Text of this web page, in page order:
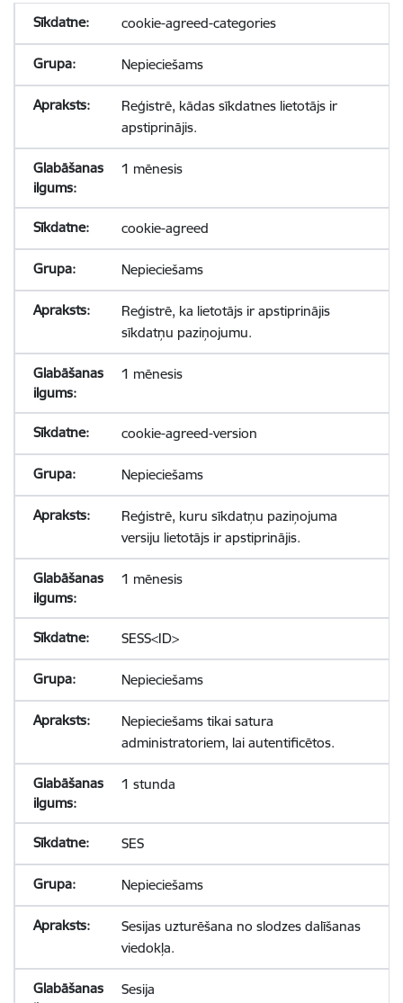
cookie-agreed-categories
Nepieciešams
Reģistrē, kādas sīkdatnes lietotājs ir
apstiprinājis.
1 mēnesis
cookie-agreed
Nepieciešams
Reģistrē, ka lietotājs ir apstiprinājis
sīkdatņu paziņojumu.
1 mēnesis
cookie-agreed-version
Nepieciešams
Reģistrē, kuru sīkdatņu paziņojuma
versiju lietotājs ir apstiprinājis.
1 mēnesis
SESS<ID>
Nepieciešams
Nepieciešams tikai satura
administratoriem, lai autentificētos.
1 stunda
SES
Nepieciešams
Sesijas uzturēšana no slodzes dalīšanas
viedokļa.
Sesija